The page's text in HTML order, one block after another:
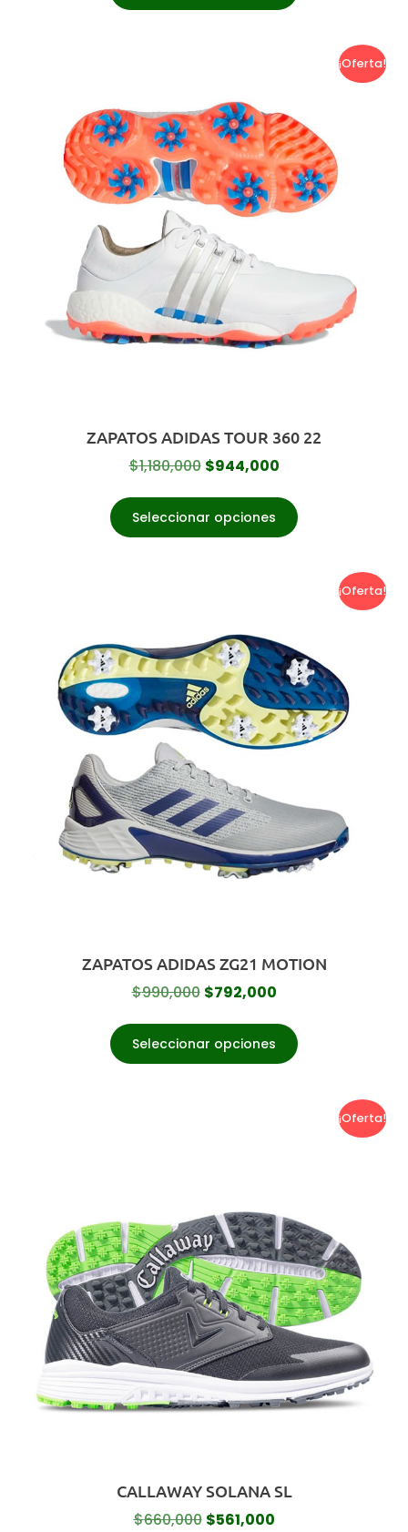
¡Oferta!
ZAPATOS ADIDAS TOUR 360 22
$1,180,000 $944,000
Seleccionar opciones
¡Oferta!
ZAPATOS ADIDAS ZG21 MOTION
$990,000 $792,000
Seleccionar opciones
¡Oferta!
CALLAWAY SOLANA SL
$660,000 $561,000